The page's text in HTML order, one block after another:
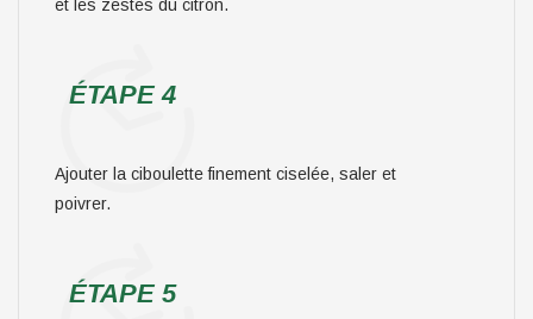
et les zestes du citron.
ÉTAPE 4
Ajouter la ciboulette finement ciselée, saler et
poivrer.
ÉTAPE 5